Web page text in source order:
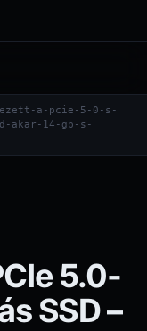
a-pcie-5-0-s-
akar-14-gb-s-
5.0-
SSD –